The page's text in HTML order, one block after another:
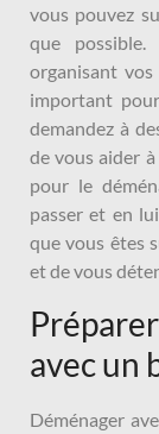
vous pouvez
que
organisant
important
demandez à
de vous aider
pour le
passer et en
que vous êtes
et de vous
avec un
Déménager